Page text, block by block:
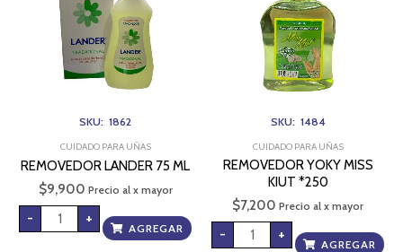
SKU: 1862
CUIDADO PARA UÑAS
REMOVEDOR LANDER 75 ML
$9,900 Precio al x mayor
- +
AGREGAR
SKU: 1484
CUIDADO PARA UÑAS
REMOVEDOR YOKY MISS
KIUT *250
$7,200 Precio al x mayor
- +
AGREGAR